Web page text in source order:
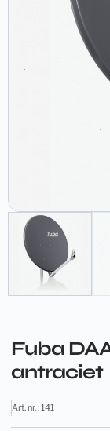
Fuba
antraciet
Art. nr. : 141